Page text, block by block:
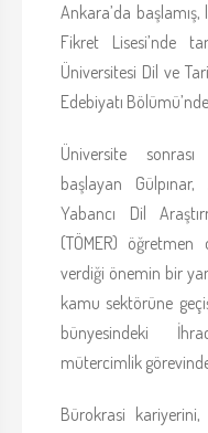
Ankara’da
Fikret Lisesi’nde
Üniversitesi Dil ve
Edebiyatı
Üniversite
başlayan
Yabancı Dil
(TÖMER) öğretmen
verdiği önemin bir
kamu sektörüne
bünyesindeki
mütercimlik
Bürokrasi